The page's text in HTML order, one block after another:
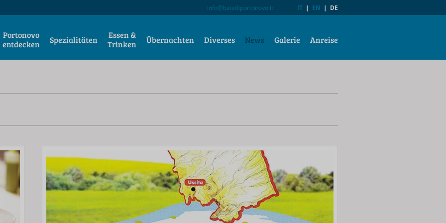
info@baiadiportonovo.it IT | EN | DE
Portonovo
entdecken
Spezialitäten
Essen &
Trinken
Übernachten Diverses News Galerie Anreise